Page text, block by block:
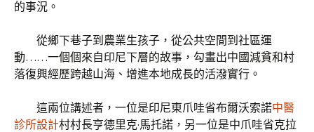
的事況。
從鄉下巷子到農業生孩子，從公共空間到社區運
動……一個個來自印尼下層的故事，勾畫出中國減貧和村
落復興經歷跨越山海、增進本地成長的活潑實行。
這兩位講述者，一位是印尼東爪哇省布爾沃索諾中醫
診所設計村村長亨德里克·馬托諾，另一位是中爪哇省克拉